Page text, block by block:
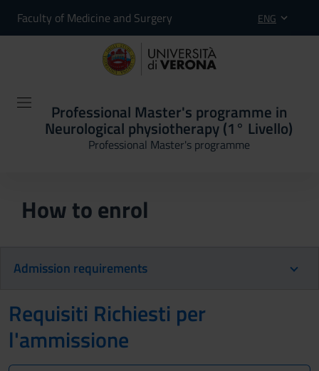
Faculty of Medicine and Surgery ENG
Professional Master's programme in
Neurological physiotherapy (1° Livello)
Professional Master's programme
How to enrol
Admission requirements
Requisiti Richiesti per
l'ammissione